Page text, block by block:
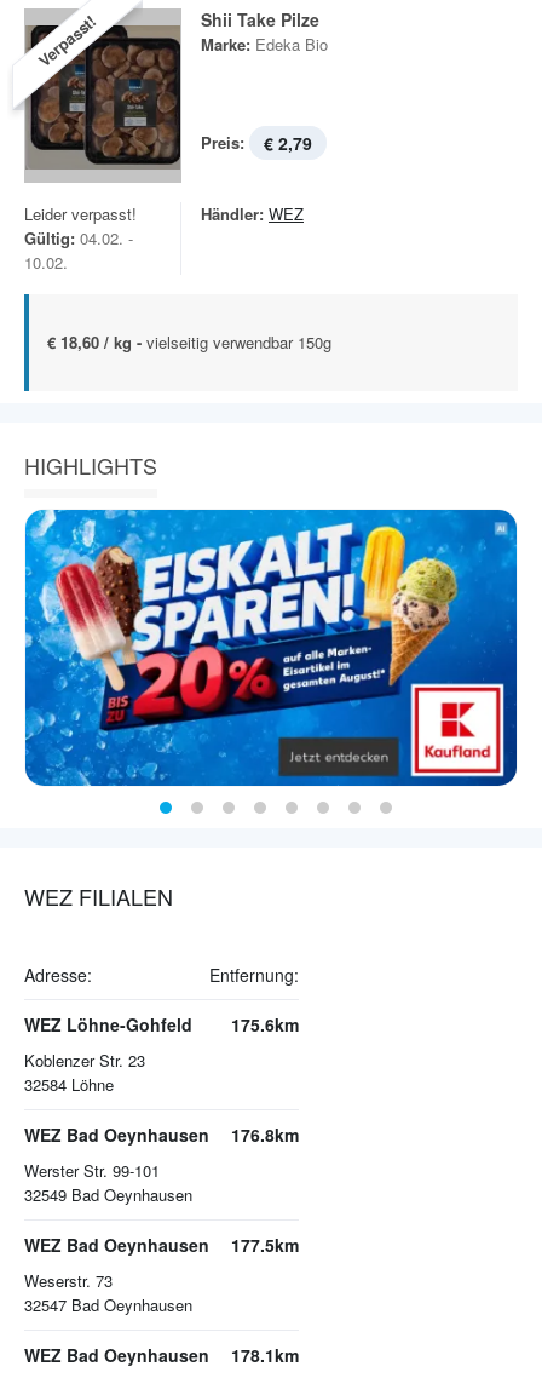
Verpasst! Shii Take Pilze
Marke: Edeka Bio
Preis: € 2,79
Leider verpasst!
Gültig: 04.02. -
10.02.
Händler: WEZ
€ 18,60 / kg - vielseitig verwendbar 150g
HIGHLIGHTS
WEZ FILIALEN
Adresse: Entfernung:
WEZ Löhne-Gohfeld
Koblenzer Str. 23
32584 Löhne
175.6km
WEZ Bad Oeynhausen
Werster Str. 99-101
32549 Bad Oeynhausen
176.8km
WEZ Bad Oeynhausen
Weserstr. 73
32547 Bad Oeynhausen
177.5km
WEZ Bad Oeynhausen 178.1km